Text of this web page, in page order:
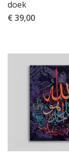
doek
€ 39,00